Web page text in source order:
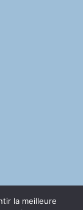
la meilleure